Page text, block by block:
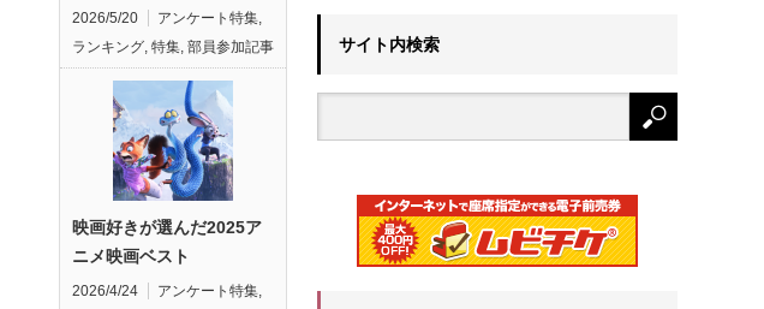
2026/5/20 アンケート特集,
ランキング, 特集, 部員参加記事
映画好きが選んだ2025ア
ニメ映画ベスト
2026/4/24 アンケート特集,
サイト内検索